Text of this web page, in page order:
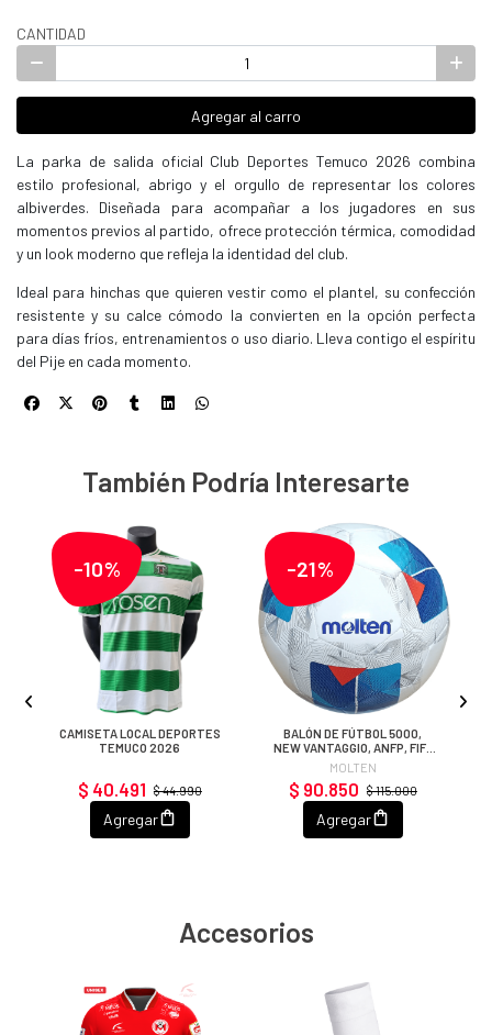
CANTIDAD
Agregar al carro
La parka de salida oficial Club Deportes Temuco 2026 combina
estilo profesional, abrigo y el orgullo de representar los colores
albiverdes. Diseñada para acompañar a los jugadores en sus
momentos previos al partido, ofrece protección térmica, comodidad
y un look moderno que refleja la identidad del club.
Ideal para hinchas que quieren vestir como el plantel, su confección
resistente y su calce cómodo la convierten en la opción perfecta
para días fríos, entrenamientos o uso diario. Lleva contigo el espíritu
del Pije en cada momento.
También Podría Interesarte
-10%
CAMISETA LOCAL DEPORTES
TEMUCO 2026
$ 44.990
$ 40.491
Agregar
-21%
BALÓN DE FÚTBOL 5000,
NEW VANTAGGIO, ANFP, FIFA
PRO
MOLTEN
$ 115.000
$ 90.850
Agregar
Accesorios